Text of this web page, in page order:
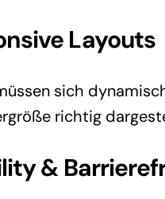
Layouts
sich
richtig
&